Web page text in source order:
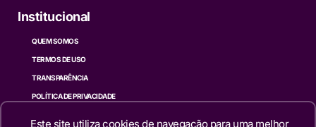
Institucional
QUEM SOMOS
TERMOS DE USO
TRANSPARÊNCIA
POLÍTICA DE PRIVACIDADE
Este site utiliza cookies de navegação para uma melhor